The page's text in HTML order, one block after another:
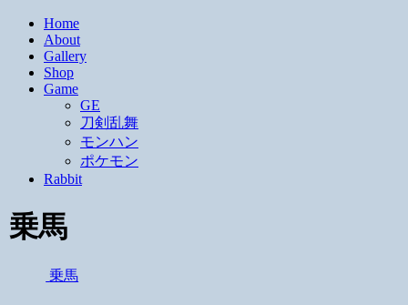
Home
About
Gallery
Shop
Game
GE
刀剣乱舞
モンハン
ポケモン
Rabbit
乗馬
乗馬